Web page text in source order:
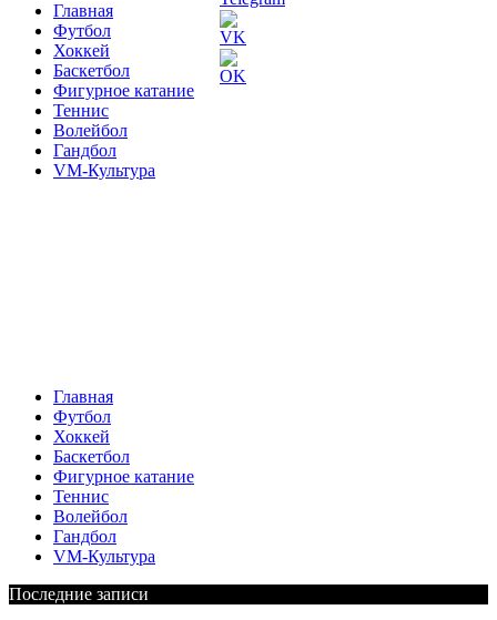
Главная
Футбол
Хоккей
Баскетбол
Фигурное катание
Теннис
Волейбол
Гандбол
VM-Культура
Главная
Футбол
Хоккей
Баскетбол
Фигурное катание
Теннис
Волейбол
Гандбол
VM-Культура
Последние записи